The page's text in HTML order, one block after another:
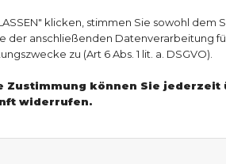
dem Eincremen eignet sich
danach gut einziehen
Baumwollsocken
einigen Tagen wirken. Sind
medizinischen Fußpflege zu
Sie haben Fragen zu
klicken, stimmen Sie sowohl
der anschließenden
zu (Art 6 Abs. 1 lit. a. DSGVO).
Zustimmung können Sie
widerrufen.